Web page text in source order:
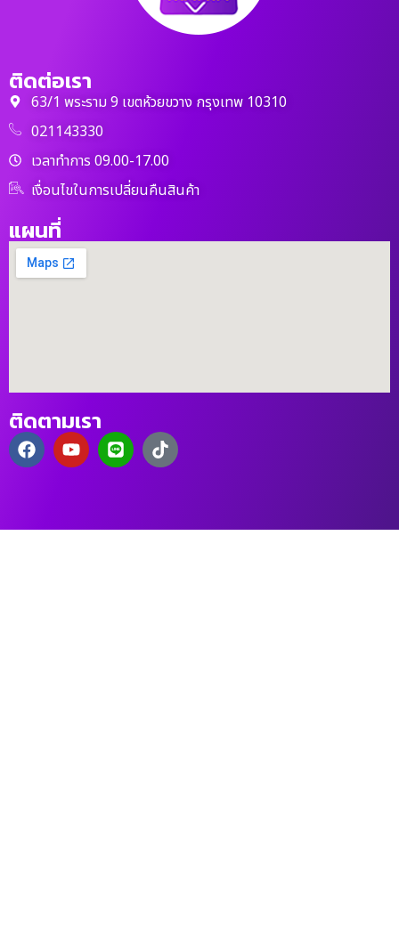
ติดต่อเรา
63/1 พระราม 9 เขตห้วยขวาง กรุงเทพ 10310
021143330
เวลาทำการ 09.00-17.00
เงื่อนไขในการเปลี่ยนคืนสินค้า
แผนที่
ติดตามเรา